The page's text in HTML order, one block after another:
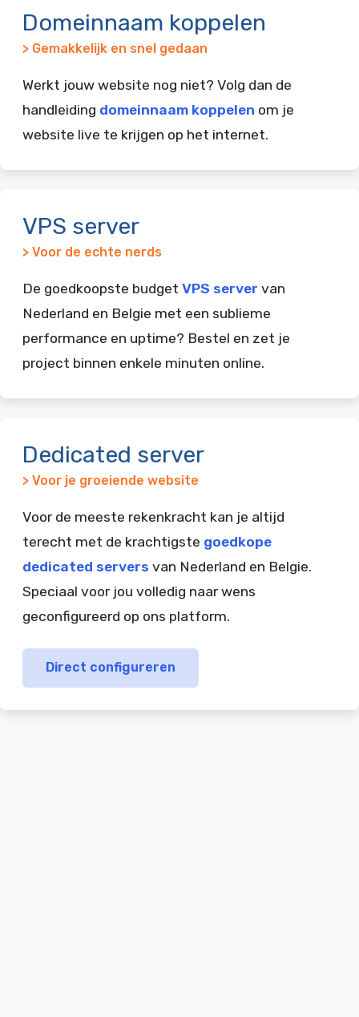
Domeinnaam koppelen
> Gemakkelijk en snel gedaan
Werkt jouw website nog niet? Volg dan de
handleiding domeinnaam koppelen om je
website live te krijgen op het internet.
VPS server
> Voor de echte nerds
De goedkoopste budget VPS server van
Nederland en Belgie met een sublieme
performance en uptime? Bestel en zet je
project binnen enkele minuten online.
Dedicated server
> Voor je groeiende website
Voor de meeste rekenkracht kan je altijd
terecht met de krachtigste goedkope
dedicated servers van Nederland en Belgie.
Speciaal voor jou volledig naar wens
geconfigureerd op ons platform.
Direct configureren